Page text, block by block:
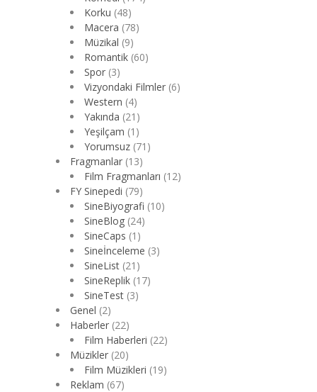
Korku (48)
Macera (78)
Müzikal (9)
Romantik (60)
Spor (3)
Vizyondaki Filmler (6)
Western (4)
Yakında (21)
Yeşilçam (1)
Yorumsuz (71)
Fragmanlar (13)
Film Fragmanları (12)
FY Sinepedi (79)
SineBiyografi (10)
SineBlog (24)
SineCaps (1)
Sineİnceleme (3)
SineList (21)
SineReplik (17)
SineTest (3)
Genel (2)
Haberler (22)
Film Haberleri (22)
Müzikler (20)
Film Müzikleri (19)
Reklam (67)